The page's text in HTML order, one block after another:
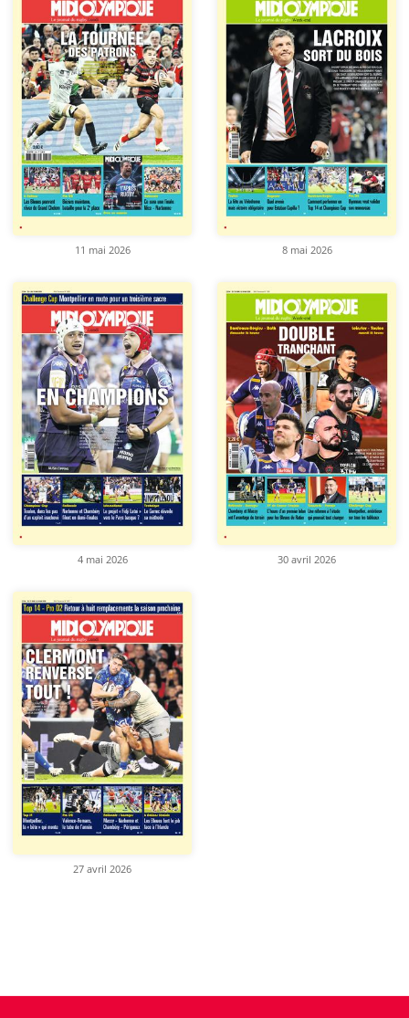
11 mai 2026 8 mai 2026
4 mai 2026 30 avril 2026
27 avril 2026